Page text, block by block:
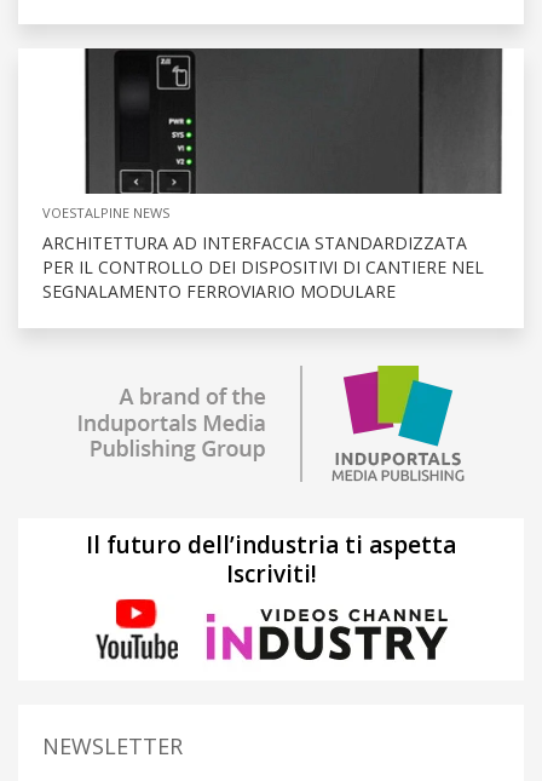
VOESTALPINE NEWS
ARCHITETTURA AD INTERFACCIA STANDARDIZZATA
PER IL CONTROLLO DEI DISPOSITIVI DI CANTIERE NEL
SEGNALAMENTO FERROVIARIO MODULARE
Il futuro dell’industria ti aspetta
Iscriviti!
NEWSLETTER